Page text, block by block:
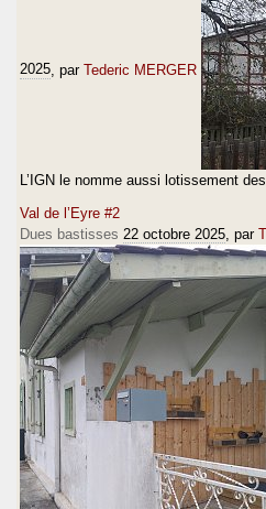
2025 , par Tederic MERGER
L’IGN le nomme aussi lotissement
Val de l’Eyre #2
Dues bastisses 22 octobre 2025 , par